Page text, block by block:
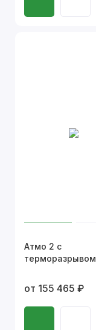
Атмо 2 с
терморазрывом
от 155 465 ₽